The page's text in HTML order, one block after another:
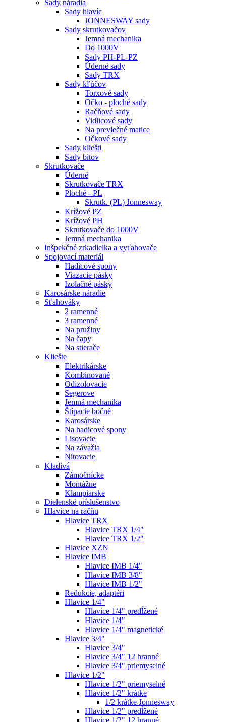
Sady náradia
Sady hlavíc
JONNESWAY sady
Sady skrutkovačov
Jemná mechanika
Do 1000V
Sady PH-PL-PZ
Úderné sady
Sady TRX
Sady kľúčov
Torxové sady
Očko - ploché sady
Račňové sady
Vidlicové sady
Na prevlečné matice
Očkové sady
Sady kliešti
Sady bitov
Skrutkovače
Úderné
Skrutkovače TRX
Ploché - PL
Skrutk. (PL) Jonnesway
Krížové PZ
Krížové PH
Skrutkovače do 1000V
Jemná mechanika
Inšpekčné zrkadielka a vyťahovače
Spojovací materiál
Hadicové spony
Viazacie pásky
Izolačné pásky
Karosárske náradie
Sťahováky
2 ramenné
3 ramenné
Na pružiny
Na čapy
Na stierače
Kliešte
Elektrikárske
Kombinované
Odizolovacie
Segerove
Jemná mechanika
Štípacie bočné
Karosárske
Na hadicové spony
Lisovacie
Na závažia
Nitovacie
Kladivá
Zámočnícke
Montážne
Klampiarske
Dielenské príslušenstvo
Hlavice na račňu
Hlavice TRX
Hlavice TRX 1/4"
Hlavice TRX 1/2"
Hlavice XZN
Hlavice IMB
Hlavice IMB 1/4"
Hlavice IMB 3/8"
Hlavice IMB 1/2"
Redukcie, adaptéri
Hlavice 1/4"
Hlavice 1/4" predĺžené
Hlavice 1/4"
Hlavice 1/4" magnetické
Hlavice 3/4"
Hlavice 3/4"
Hlavice 3/4" 12 hranné
Hlavice 3/4" priemyselné
Hlavice 1/2"
Hlavice 1/2" priemyselné
Hlavice 1/2" krátke
1/2 krátke Jonnesway
Hlavice 1/2" predĺžené